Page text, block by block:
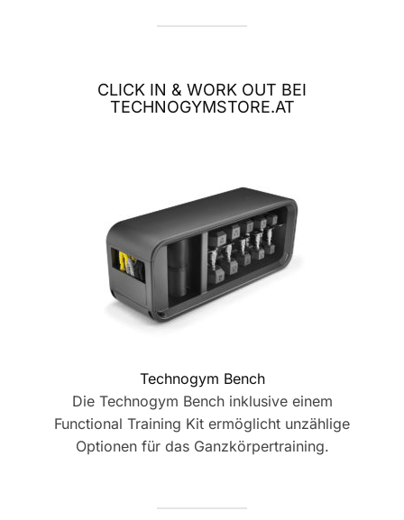
CLICK IN & WORK OUT BEI
TECHNOGYMSTORE.AT
Technogym Bench
Die Technogym Bench inklusive einem
Functional Training Kit ermöglicht unzählige
Optionen für das Ganzkörpertraining.